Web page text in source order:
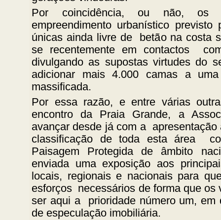
Por coincidência, ou não, os
empreendimento urbanístico
únicas ainda livre de betão na costa
se recentemente em contactos
divulgando as supostas virtudes do
adicionar mais 4.000 camas a
massificada.
Por essa razão, e entre várias
encontro da Praia Grande, a
avançar desde já com a
classificação de toda esta área
Paisagem Protegida de âmbito
enviada uma exposição aos
locais, regionais e nacionais para
esforços necessários de forma que os
ser aqui a prioridade número um, em
de especulação imobiliária.